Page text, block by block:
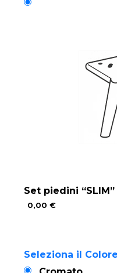
Set piedini “SLIM”
0,00 €
Seleziona il